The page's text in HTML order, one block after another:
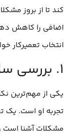
کند تا از بروز
اضافی را کاهش
انتخاب تعمیرکار
۱. بررسی سابقه و تجربه
یکی از مهم‌ترین
تجربه او است. یک
مشکلات آشنا است